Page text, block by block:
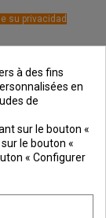
su privacidad
à des fins
en
de
sur le bouton «
le bouton «
« Configurer